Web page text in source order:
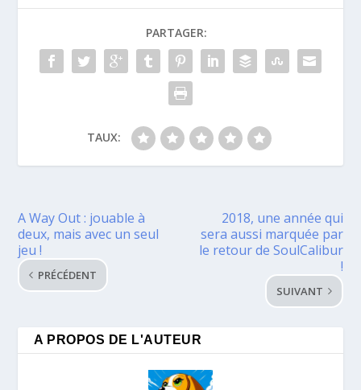
PARTAGER:
TAUX:
A Way Out : jouable à
deux, mais avec un seul
jeu !
PRÉCÉDENT
2018, une année qui
sera aussi marquée par
le retour de SoulCalibur
!
SUIVANT
A PROPOS DE L'AUTEUR